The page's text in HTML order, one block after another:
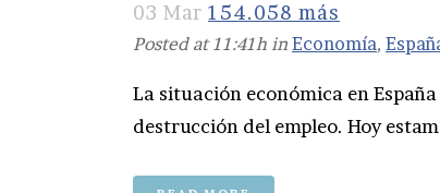
03 Mar 154.058 más
Posted at 11:41h in Economía,
La situación económica en
destrucción del empleo. Hoy